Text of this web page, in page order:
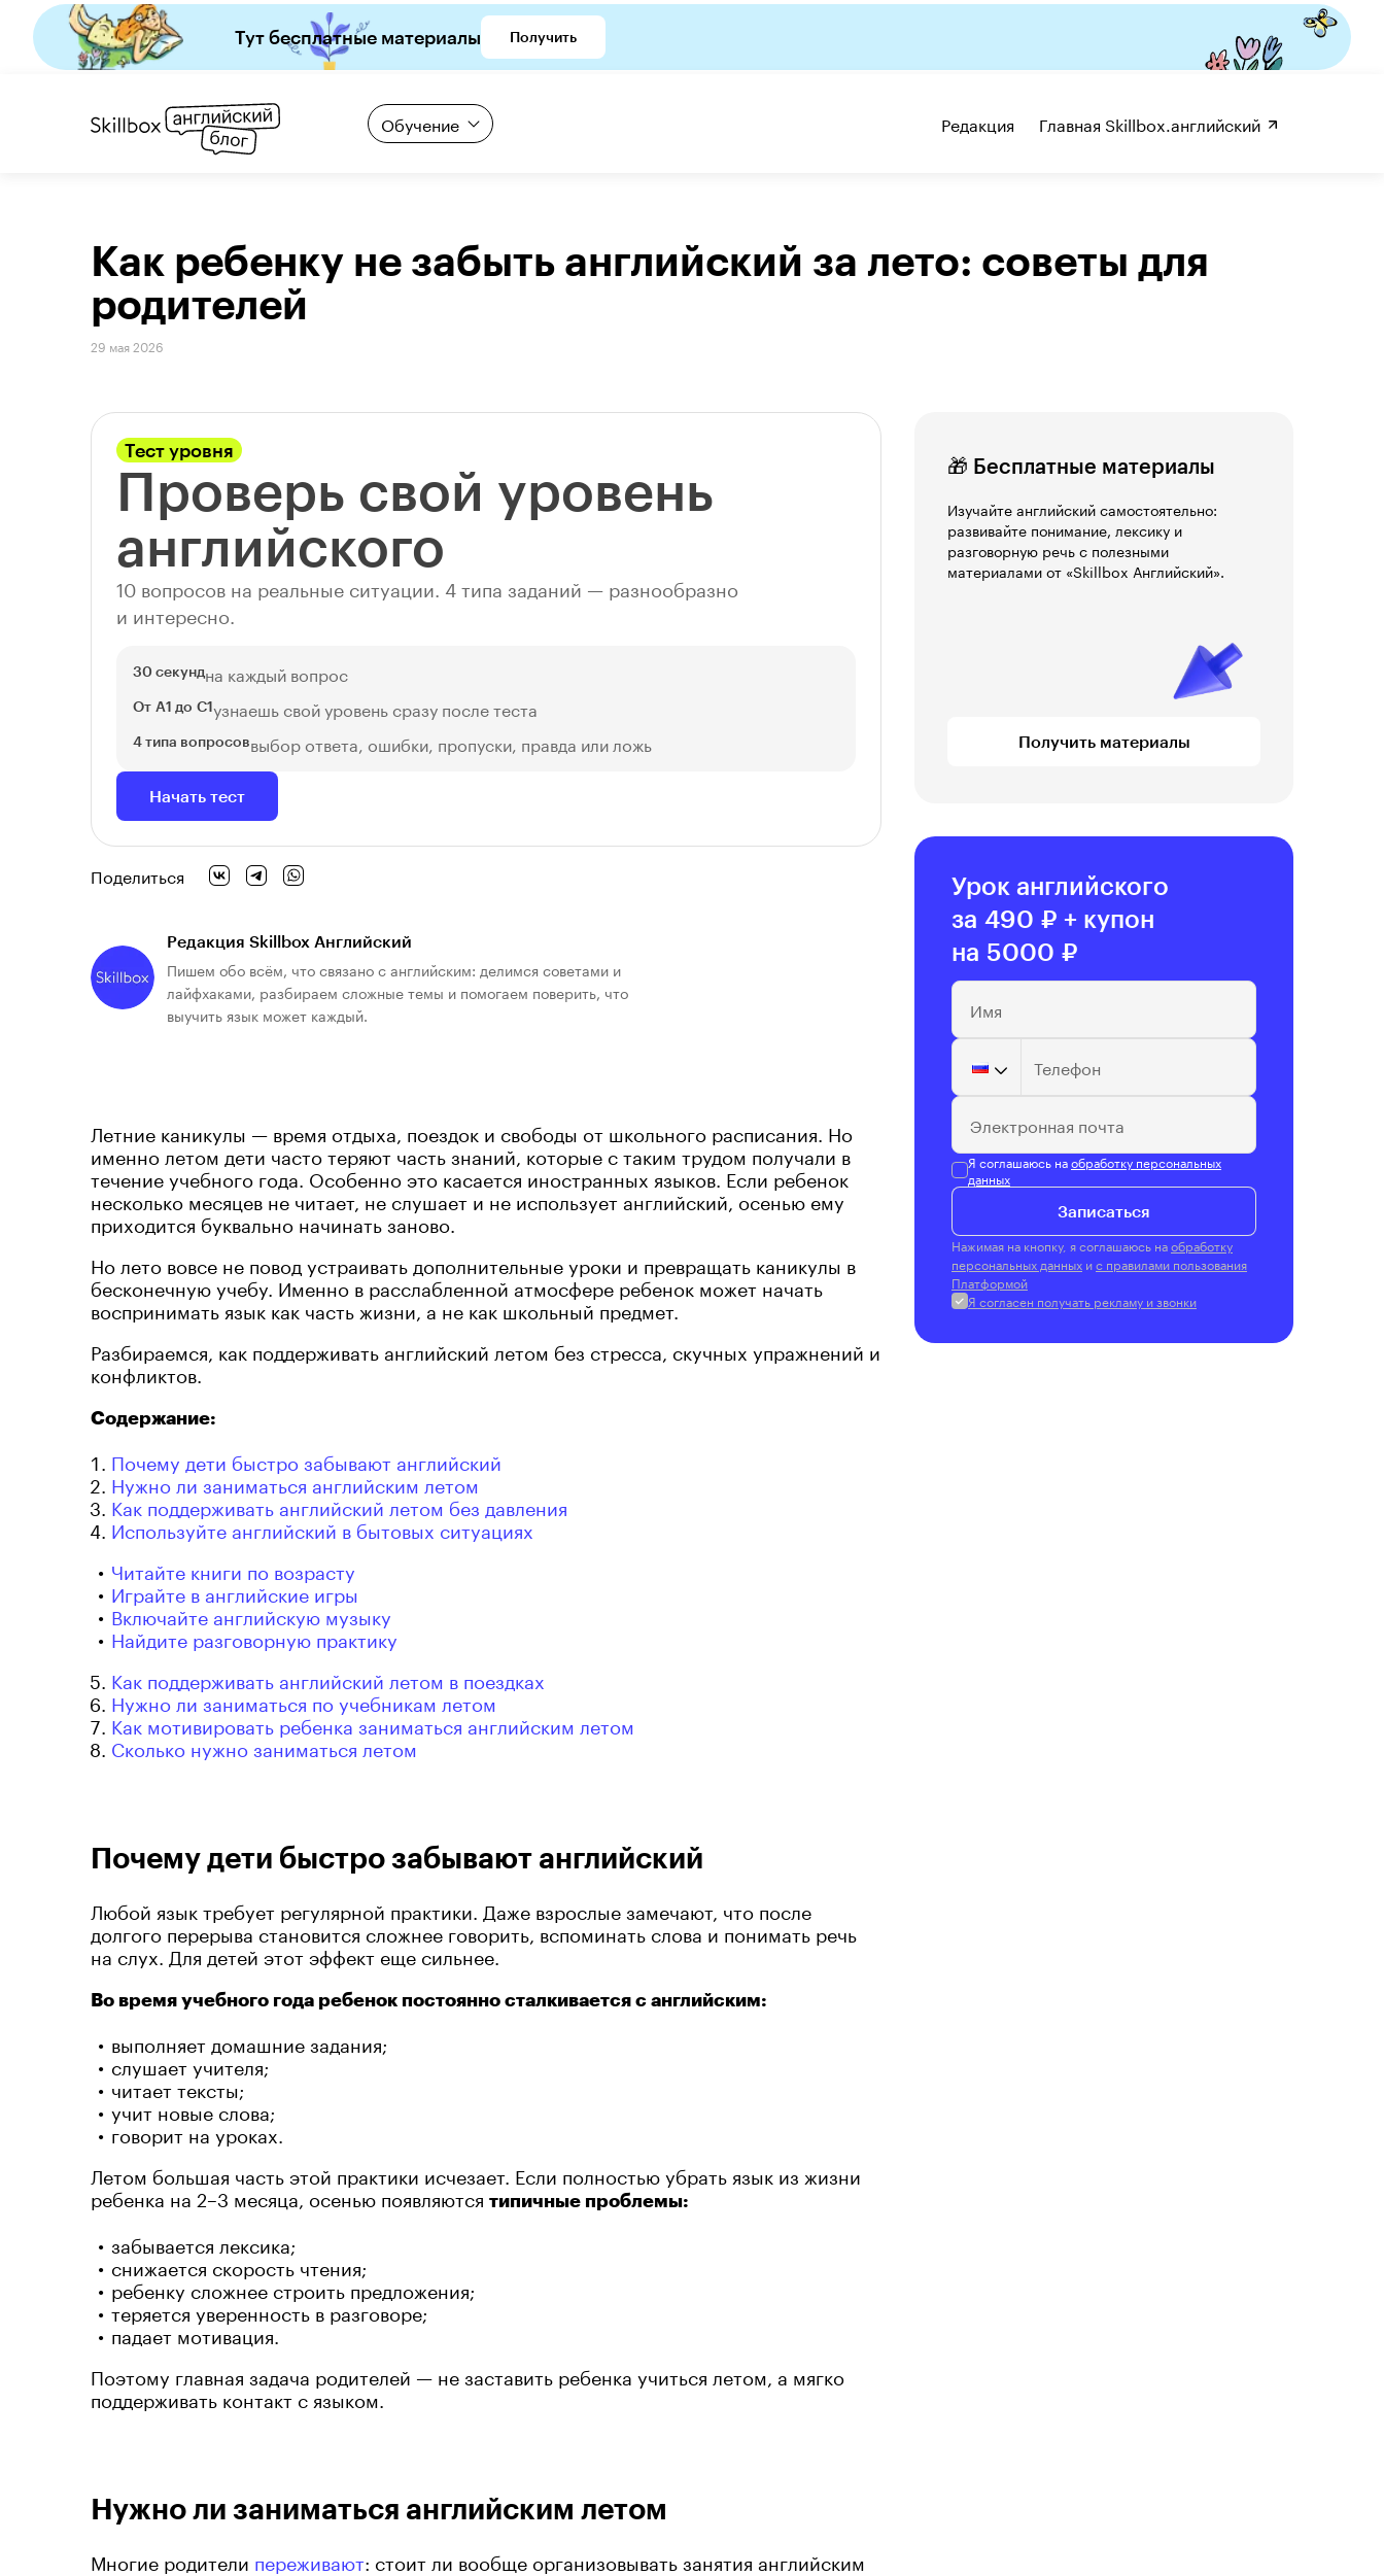
Тут бесплатные материалы Получить
Обучение Редакция Главная Skillbox.английский
Как ребенку не забыть английский за лето: советы для
родителей
29 мая 2026
Тест уровня
Проверь свой уровень
английского
10 вопросов на реальные ситуации. 4 типа заданий — разнообразно
и интересно.
30 секундна каждый вопрос
От A1 до C1узнаешь свой уровень сразу после теста
4 типа вопросоввыбор ответа, ошибки, пропуски, правда или ложь
Начать тест
Поделиться
Редакция Skillbox Английский
Пишем обо всём, что связано с английским: делимся советами и
лайфхаками, разбираем сложные темы и помогаем поверить, что
выучить язык может каждый.
Летние каникулы — время отдыха, поездок и свободы от школьного расписания. Но
именно летом дети часто теряют часть знаний, которые с таким трудом получали в
течение учебного года. Особенно это касается иностранных языков. Если ребенок
несколько месяцев не читает, не слушает и не использует английский, осенью ему
приходится буквально начинать заново.
Но лето вовсе не повод устраивать дополнительные уроки и превращать каникулы в
бесконечную учебу. Именно в расслабленной атмосфере ребенок может начать
воспринимать язык как часть жизни, а не как школьный предмет.
Разбираемся, как поддерживать английский летом без стресса, скучных упражнений и
конфликтов.
Содержание:
Почему дети быстро забывают английский
Нужно ли заниматься английским летом
Как поддерживать английский летом без давления
Используйте английский в бытовых ситуациях
Читайте книги по возрасту
Играйте в английские игры
Включайте английскую музыку
Найдите разговорную практику
Как поддерживать английский летом в поездках
Нужно ли заниматься по учебникам летом
Как мотивировать ребенка заниматься английским летом
Сколько нужно заниматься летом
Почему дети быстро забывают английский
Любой язык требует регулярной практики. Даже взрослые замечают, что после
долгого перерыва становится сложнее говорить, вспоминать слова и понимать речь
на слух. Для детей этот эффект еще сильнее.
Во время учебного года ребенок постоянно сталкивается с английским:
выполняет домашние задания;
слушает учителя;
читает тексты;
учит новые слова;
говорит на уроках.
Летом большая часть этой практики исчезает. Если полностью убрать язык из жизни
ребенка на 2–3 месяца, осенью появляются типичные проблемы:
забывается лексика;
снижается скорость чтения;
ребенку сложнее строить предложения;
теряется уверенность в разговоре;
падает мотивация.
Поэтому главная задача родителей — не заставить ребенка учиться летом, а мягко
поддерживать контакт с языком.
Нужно ли заниматься английским летом
Многие родители переживают: стоит ли вообще организовывать занятия английским
🎁 Бесплатные материалы
Изучайте английский самостоятельно:
развивайте понимание, лексику и
разговорную речь с полезными
материалами от «Skillbox Английский».
Получить материалы
Урок английского
за 490 ₽ + купон
на 5000 ₽
Имя
Телефон
Электронная почта
Я соглашаюсь наобработку персональных
данных
Записаться
Нажимая на кнопку, я соглашаюсь наобработку
персональных данных ис правилами пользования
Платформой
Я согласен получать рекламу и звонки